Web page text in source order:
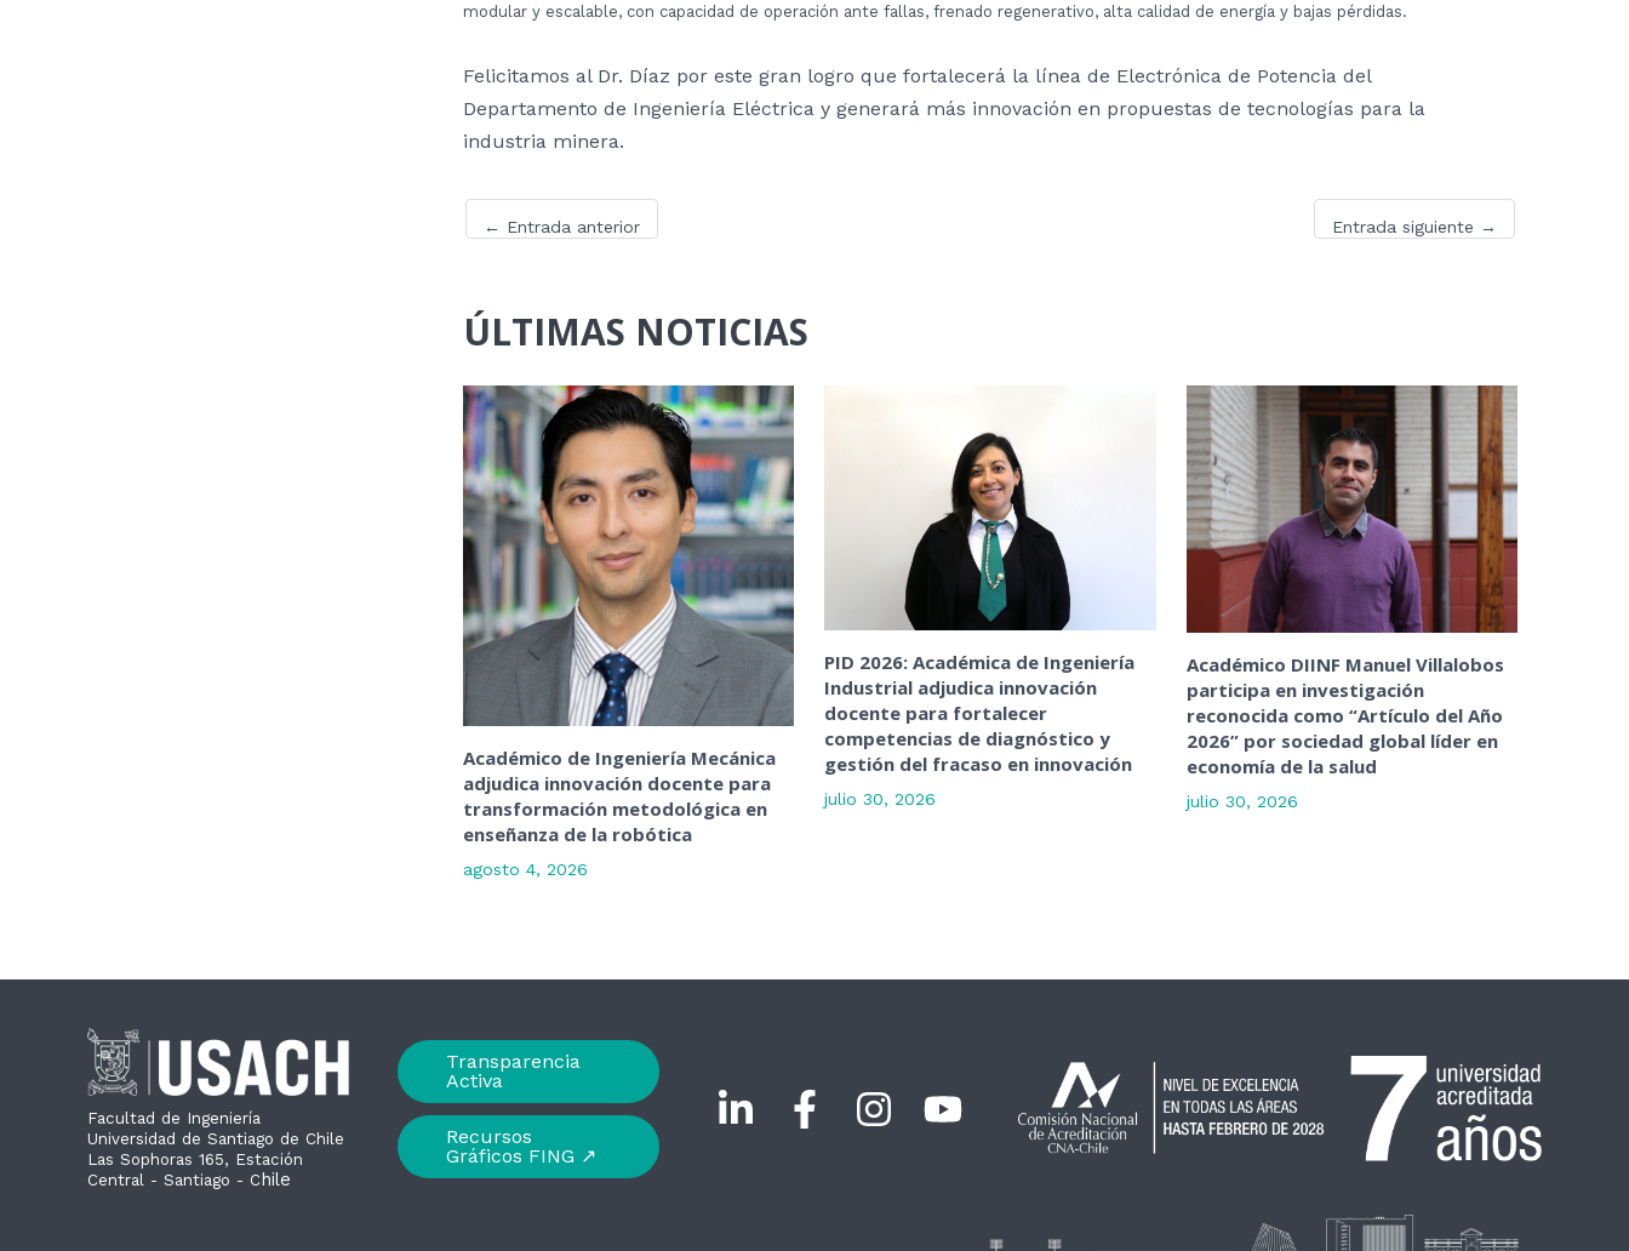
modular y escalable, con capacidad de operación ante fallas, frenado regenerativo, alta calidad de energía y bajas pérdidas.
Felicitamos al Dr. Díaz por este gran logro que fortalecerá la línea de Electrónica de Potencia del
Departamento de Ingeniería Eléctrica y generará más innovación en propuestas de tecnologías para la
industria minera.
← Entrada anterior Entrada siguiente →
ÚLTIMAS NOTICIAS
Académico de Ingeniería Mecánica
adjudica innovación docente para
transformación metodológica en
enseñanza de la robótica
agosto 4, 2026
PID 2026: Académica de Ingeniería
Industrial adjudica innovación
docente para fortalecer
competencias de diagnóstico y
gestión del fracaso en innovación
julio 30, 2026
Académico DIINF Manuel Villalobos
participa en investigación
reconocida como “Artículo del Año
2026” por sociedad global líder en
economía de la salud
julio 30, 2026
Facultad de Ingeniería
Universidad de Santiago de Chile
Las Sophoras 165, Estación
Central - Santiago - Chile
Transparencia
Activa
Recursos
Gráficos FING ↗︎